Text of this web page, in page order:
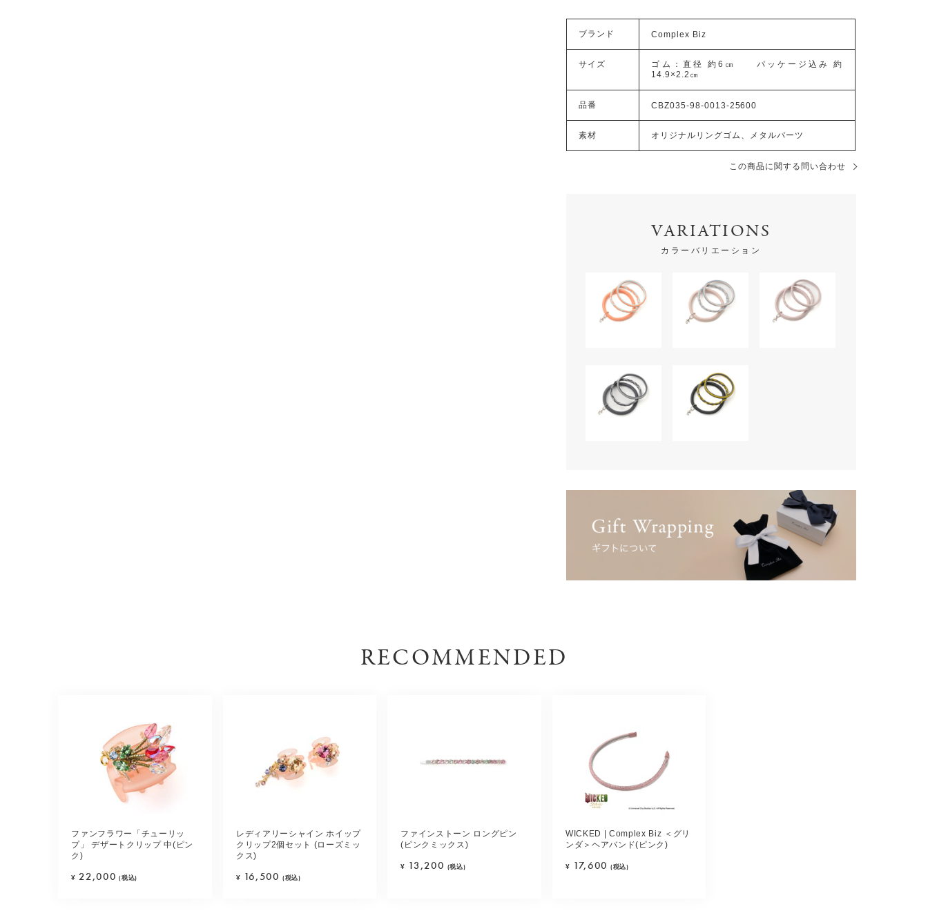
ブランド Complex Biz
サイズ
ゴム：直径 約6㎝ パッケージ込み 約
14.9×2.2㎝
品番 CBZ035-98-0013-25600
素材 オリジナルリングゴム、メタルパーツ
この商品に関する問い合わせ
VARIATIONS
カラーバリエーション
RECOMMENDED
ファンフラワー「チューリッ
プ」 デザートクリップ 中(ピン
ク)
¥ 22,000 (税込)
レディアリーシャイン ホイップ
クリップ2個セット (ローズミッ
クス)
¥ 16,500 (税込)
ファインストーン ロングピン
(ピンクミックス)
¥ 13,200 (税込)
WICKED | Complex Biz ＜グリ
ンダ＞ヘアバンド(ピンク)
¥ 17,600 (税込)